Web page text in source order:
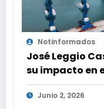
Notinformados
José Leggio
su impacto en
global
Junio 2, 2026